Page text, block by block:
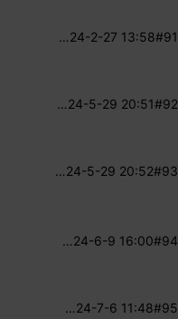
#91
24-2-27 13:58
…
#92
24-5-29 20:51
…
#93
24-5-29 20:52
…
#94
24-6-9 16:00
…
#95
24-7-6 11:48
…